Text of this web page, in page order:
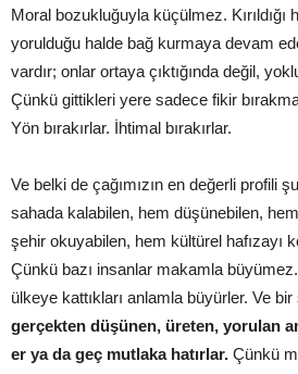
Moral bozukluğuyla küçülmez. Kırıldığı
yorulduğu halde bağ kurmaya devam
vardır; onlar ortaya çıktığında değil,
Çünkü gittikleri yere sadece fikir
Yön bırakırlar. İhtimal bırakırlar.
Ve belki de çağımızın en değerli profili
sahada kalabilen, hem düşünebilen,
şehir okuyabilen, hem kültürel hafızayı
Çünkü bazı insanlar makamla
ülkeye kattıkları anlamla büyürler. Ve bir
gerçekten düşünen, üreten, yorulan
er ya da geç mutlaka hatırlar. Çünkü